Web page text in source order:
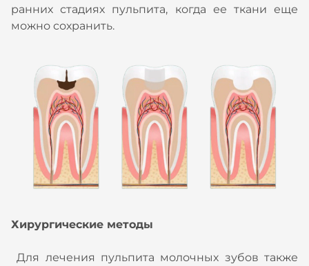
ранних стадиях пульпита, когда ее ткани еще
можно сохранить.
Хирургические методы
Для лечения пульпита молочных зубов также